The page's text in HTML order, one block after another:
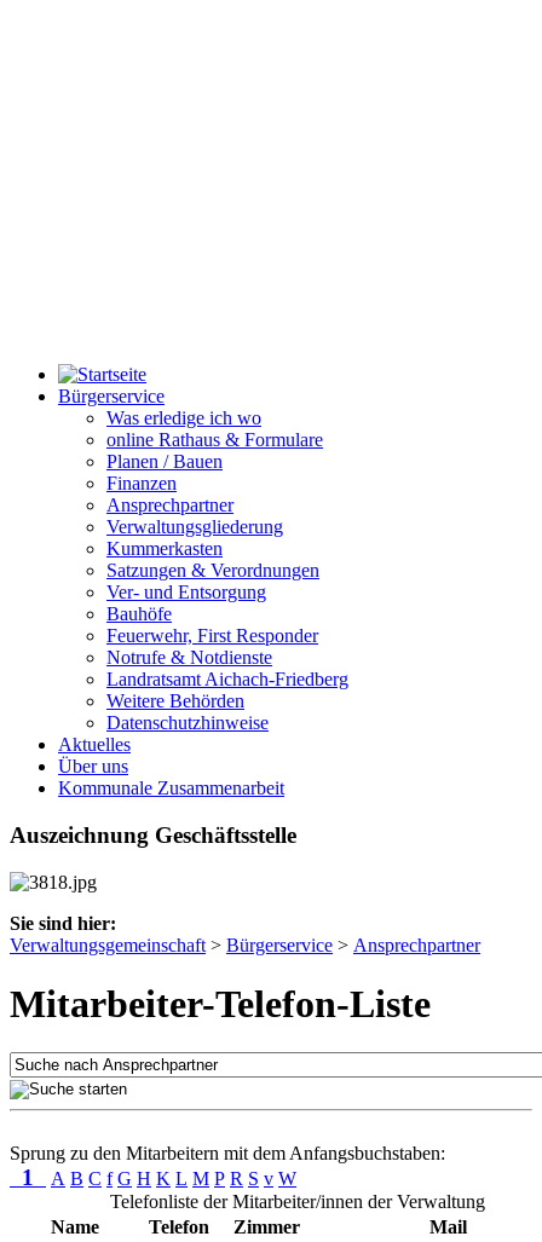
Bürgerservice
Was erledige ich wo
online Rathaus & Formulare
Planen / Bauen
Finanzen
Ansprechpartner
Verwaltungsgliederung
Kummerkasten
Satzungen & Verordnungen
Ver- und Entsorgung
Bauhöfe
Feuerwehr, First Responder
Notrufe & Notdienste
Landratsamt Aichach-Friedberg
Weitere Behörden
Datenschutzhinweise
Aktuelles
Über uns
Kommunale Zusammenarbeit
Auszeichnung Geschäftsstelle
Sie sind hier:
Verwaltungsgemeinschaft > Bürgerservice > Ansprechpartner
Mitarbeiter-Telefon-Liste
Sprung zu den Mitarbeitern mit dem Anfangsbuchstaben:
1 A B C f G H K L M P R S v W
Telefonliste der Mitarbeiter/innen der Verwaltung
Name
Telefon Zimmer Mail